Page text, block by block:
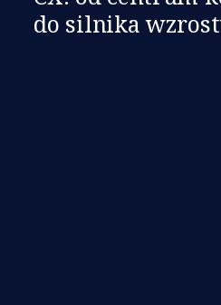
do silnika